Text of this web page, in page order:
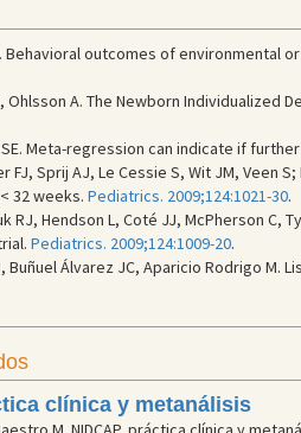
Behavioral outcomes of
Ohlsson A. The Newborn
Meta-regression can indicate if
FJ, Sprij AJ, Le Cessie S, Wit JM,
32 weeks. Pediatrics. 2009;124:1021-30.
RJ, Hendson L, Coté JJ, McPherson
Pediatrics. 2009;124:1009-20.
Buñuel Álvarez JC, Aparicio Rodrigo M.
clínica y metanálisis